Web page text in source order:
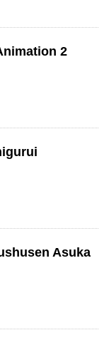
2
Asuka